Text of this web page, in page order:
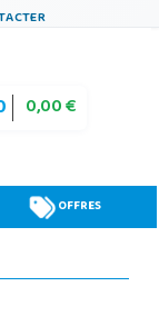
0,00 €
OFFRES